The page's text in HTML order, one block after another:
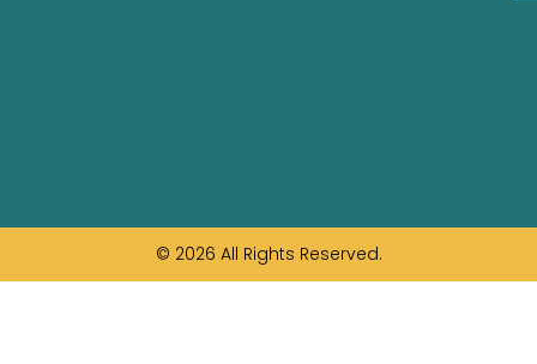
© 2026 All Rights Reserved.